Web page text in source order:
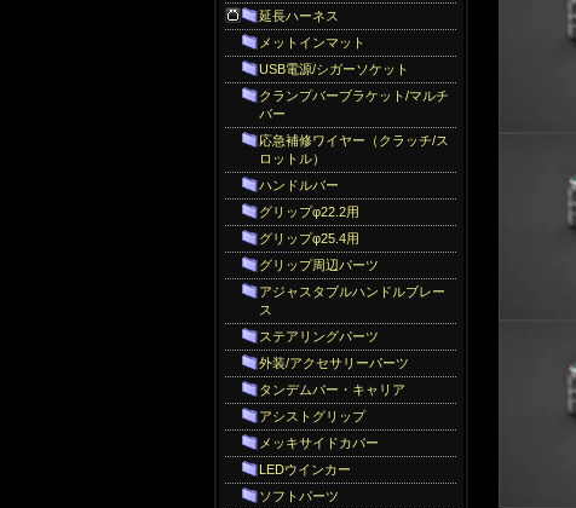
延長ハーネス
メットインマット
USB電源/シガーソケット
クランプバーブラケット/マルチ
バー
応急補修ワイヤー（クラッチ/ス
ロットル）
ハンドルバー
グリップφ22.2用
グリップφ25.4用
グリップ周辺パーツ
アジャスタブルハンドルブレー
ス
ステアリングパーツ
外装/アクセサリーパーツ
タンデムバー・キャリア
アシストグリップ
メッキサイドカバー
LEDウインカー
ソフトパーツ